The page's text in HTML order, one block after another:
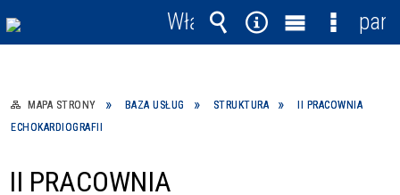
MAPA STRONY BAZA USŁUG STRUKTURA
II PRACOWNIA
ECHOKARDIOGRAFII
II PRACOWNIA
Włącz
powiadomienia
Wyszukiwarka
Narzędzia
MenuMenu